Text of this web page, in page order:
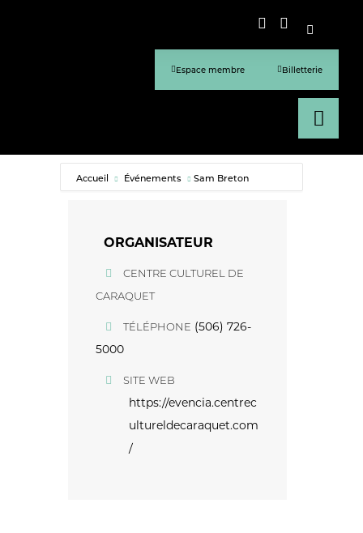
Espace membre Billetterie
Accueil Événements Sam Breton
ORGANISATEUR
CENTRE CULTUREL DE
CARAQUET
TÉLÉPHONE (506) 726-
5000
SITE WEB
https://evencia.centrec
ultureldecaraquet.com
/